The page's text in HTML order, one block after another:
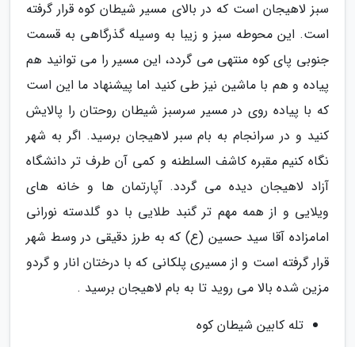
سبز لاهیجان است که در بالای مسیر شیطان کوه قرار گرفته
است. این محوطه سبز و زیبا به وسیله گذرگاهی به قسمت
جنوبی پای کوه منتهی می گردد، این مسیر را می توانید هم
پیاده و هم با ماشین نیز طی کنید اما پیشنهاد ما این است
که با پیاده روی در مسیر سرسبز شیطان روحتان را پالایش
کنید و در سرانجام به بام سبر لاهیجان برسید. اگر به شهر
نگاه کنیم مقبره کاشف السلطنه و کمی آن طرف تر دانشگاه
آزاد لاهیجان دیده می گردد. آپارتمان ها و خانه های
ویلایی و از همه مهم تر گنبد طلایی با دو گلدسته نورانی
امامزاده آقا سید حسین (ع) که به طرز دقیقی در وسط شهر
قرار گرفته است و از مسیری پلکانی که با درختان انار و گردو
مزین شده بالا می روید تا به بام لاهیجان برسید .
تله کابین شیطان کوه